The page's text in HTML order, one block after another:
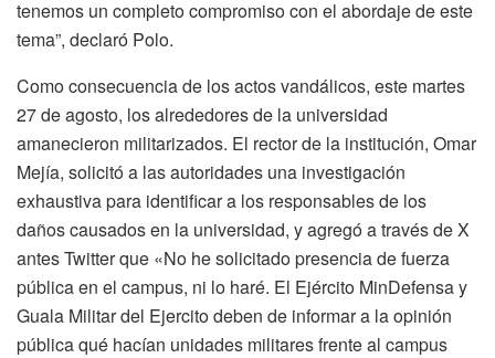
tenemos un completo compromiso con el abordaje de este
tema”, declaró Polo.
Como consecuencia de los actos vandálicos, este martes
27 de agosto, los alrededores de la universidad
amanecieron militarizados. El rector de la institución, Omar
Mejía, solicitó a las autoridades una investigación
exhaustiva para identificar a los responsables de los
daños causados en la universidad, y agregó a través de X
antes Twitter que «No he solicitado presencia de fuerza
pública en el campus, ni lo haré. El Ejército MinDefensa y
Guala Militar del Ejercito deben de informar a la opinión
pública qué hacían unidades militares frente al campus